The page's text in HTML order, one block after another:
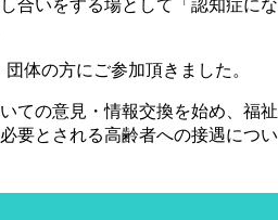
合いをする場として「認知症に
体の方にご参加頂きました。
ての意見・情報交換を始め、福
とされる高齢者への接遇につ